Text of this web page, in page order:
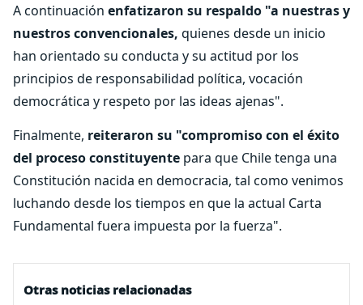
A continuación enfatizaron su respaldo "a nuestras y
nuestros convencionales, quienes desde un inicio
han orientado su conducta y su actitud por los
principios de responsabilidad política, vocación
democrática y respeto por las ideas ajenas".
Finalmente, reiteraron su "compromiso con el éxito
del proceso constituyente para que Chile tenga una
Constitución nacida en democracia, tal como venimos
luchando desde los tiempos en que la actual Carta
Fundamental fuera impuesta por la fuerza".
Otras noticias relacionadas